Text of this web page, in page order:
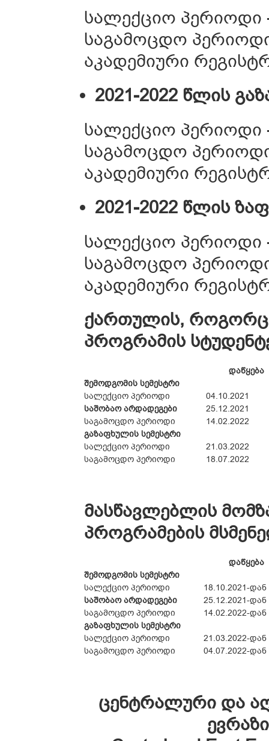
სალექციო პერიოდი
საგამოცდო პერიოდი
აკადემიური
2021-2022 წლის
სალექციო პერიოდი -
საგამოცდო პერიოდი
აკადემიური
2021-2022 წლის
სალექციო პერიოდი -
საგამოცდო
აკადემიური
ქართულის, როგორც
პროგრამის
დაწყება
შემოდგომის სემესტრი
სალექციო პერიოდი
04.10.2021
საშობაო არდადეგები
25.12.2021
საგამოცდო პერიოდი
14.02.2022
გაზაფხულის სემესტრი
სალექციო პერიოდი
21.03.2022
საგამოცდო პერიოდი
18.07.2022
მასწავლებლის
პროგრამების
დაწყება
შემოდგომის სემესტრი
სალექციო პერიოდი
18.10.2021-დან
საშობაო არდადეგები
25.12.2021-დან
საგამოცდო პერიოდი
14.02.2022-დან
გაზაფხულის სემესტრი
სალექციო პერიოდი
21.03.2022-დან
საგამოცდო პერიოდი
04.07.2022-დან
ცენტრალური და